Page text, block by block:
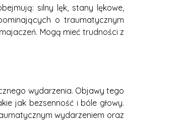
silny lęk, stany lękowe,
o traumatycznym
Mogą mieć trudności z
wydarzenia. Objawy tego
jak bezsenność i bóle głowy.
wydarzeniem oraz